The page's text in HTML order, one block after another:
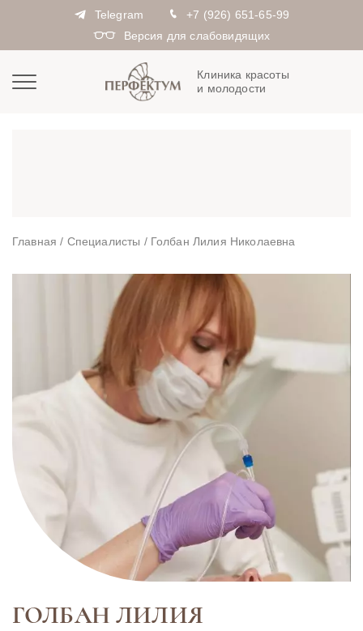
Telegram
+7 (926) 651-65-99
Версия для слабовидящих
Клиника красоты
и молодости
Главная / Специалисты / Голбан Лилия Николаевна
ГОЛБАН ЛИЛИЯ